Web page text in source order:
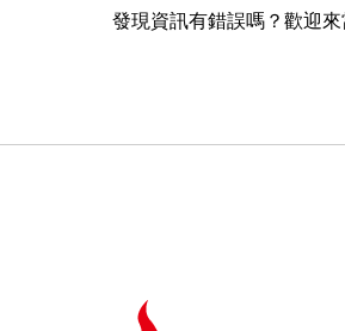
發現資訊有錯誤嗎？歡迎